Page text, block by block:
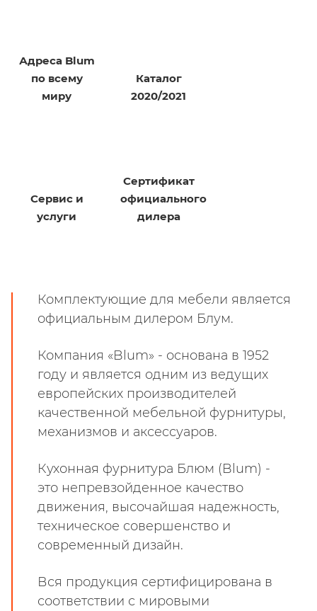
Адреса Blum
по всему
миру
Каталог
2020/2021
Сервис и
услуги
Сертификат
официального
дилера
Комплектующие для мебели является
официальным дилером Блум.
Компания «Blum» - основана в 1952
году и является одним из ведущих
европейских производителей
качественной мебельной фурнитуры,
механизмов и аксессуаров.
Кухонная фурнитура Блюм (Blum) -
это непревзойденное качество
движения, высочайшая надежность,
техническое совершенство и
современный дизайн.
Вся продукция сертифицирована в
соответствии с мировыми